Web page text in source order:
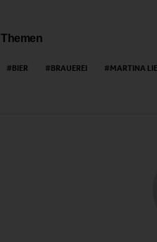
Themen
BIER BRAUEREI MARTINA